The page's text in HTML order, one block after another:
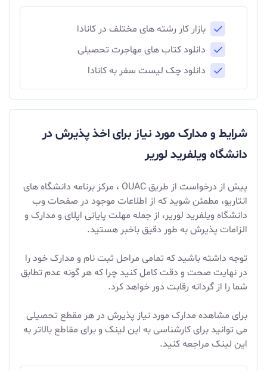
بازار کار رشته های مختلف در کانادا
دانلود کتاب های مهاجرت تحصیلی
دانلود چک لیست سفر به کانادا
شرایط و مدارک مورد نیاز برای اخذ پذیرش در
دانشگاه ویلفرید لوریر
پیش از درخواست از طریق
دانشگاه های
انتاریو، مطمئن شوید که از اطلاعات موجود در صفحات وب
دانشگاه ویلفرید لوریر، از جمله مهلت پایانی اپلای و مدارک و
الزامات پذیرش به طور دقیق باخبر هستید.
توجه داشته باشید که تمامی مراحل ثبت نام و مدارک خود را
در نهایت صحت و دقت کامل کنید چرا که هر گونه عدم تطابق
شما را از گردانه رقابت دور خواهد کرد.
برای مشاهده مدارک مورد نیاز پذیرش در هر مقطع تحصیلی
می توانید برای کارشناسی به این لینک و برای مقاطع بالاتر به
این لینک مراجعه کنید.